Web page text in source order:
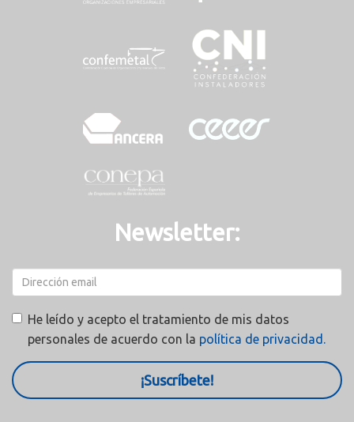
Newsletter:
He leído y acepto el tratamiento de mis datos
personales de acuerdo con la política de privacidad.
¡Suscríbete!